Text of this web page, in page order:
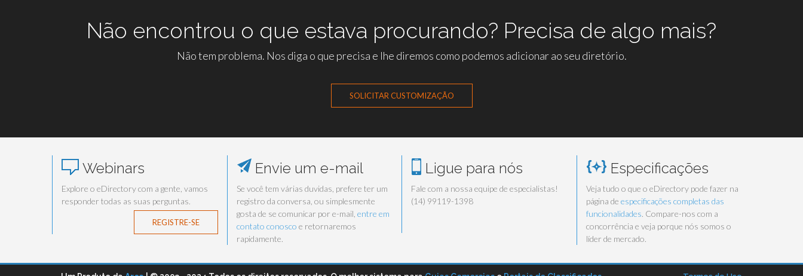
Não encontrou o que estava procurando? Precisa de algo mais?
Não tem problema. Nos diga o que precisa e lhe diremos como podemos adicionar ao seu diretório.
SOLICITAR CUSTOMIZAÇÃO
Webinars
Explore o eDirectory com a gente, vamos
responder todas as suas perguntas.
REGISTRE-SE
Envie um e-mail
Se você tem várias duvidas, prefere ter um
registro da conversa, ou simplesmente
gosta de se comunicar por e-mail, entre em
contato conosco e retornaremos
rapidamente.
Ligue para nós
Fale com a nossa equipe de especialistas!
(14) 99119-1398
Especificações
Veja tudo o que o eDirectory pode fazer na
página de especificações completas das
funcionalidades. Compare-nos com a
concorrência e veja porque nós somos o
líder de mercado.